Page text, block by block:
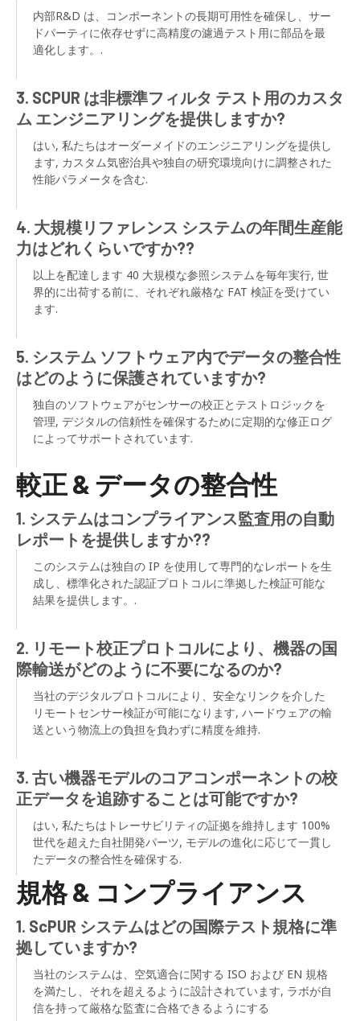
内部R&D は、コンポーネントの長期可用性を確保し、サー
ドパーティに依存せずに高精度の濾過テスト用に部品を最
適化します。.
3. SCPUR は非標準フィルタ テスト用のカスタ
ム エンジニアリングを提供しますか?
はい, 私たちはオーダーメイドのエンジニアリングを提供し
ます, カスタム気密治具や独自の研究環境向けに調整された
性能パラメータを含む.
4. 大規模リファレンス システムの年間生産能
力はどれくらいですか??
以上を配達します 40 大規模な参照システムを毎年実行, 世
界的に出荷する前に、それぞれ厳格な FAT 検証を受けてい
ます.
5. システム ソフトウェア内でデータの整合性
はどのように保護されていますか?
独自のソフトウェアがセンサーの校正とテストロジックを
管理, デジタルの信頼性を確保するために定期的な修正ログ
によってサポートされています.
較正 & データの整合性
1. システムはコンプライアンス監査用の自動
レポートを提供しますか??
このシステムは独自の IP を使用して専門的なレポートを生
成し、標準化された認証プロトコルに準拠した検証可能な
結果を​​提供します。.
2. リモート校正プロトコルにより、機器の国
際輸送がどのように不要になるのか?
当社のデジタルプロトコルにより、安全なリンクを介した
リモートセンサー検証が可能になります, ハードウェアの輸
送という物流上の負担を負わずに精度を維持.
3. 古い機器モデルのコアコンポーネントの校
正データを追跡することは可能ですか?
はい, 私たちはトレーサビリティの証拠を維持します 100%
世代を超えた自社開発パーツ, モデルの進化に応じて一貫し
たデータの整合性を確保する.
規格 & コンプライアンス
1. ScPUR システムはどの国際テスト規格に準
拠していますか?
当社のシステムは、空気適合に関する ISO および EN 規格
を満たし、それを超えるように設計されています, ラボが自
信を持って厳格な監査に合格できるようにする